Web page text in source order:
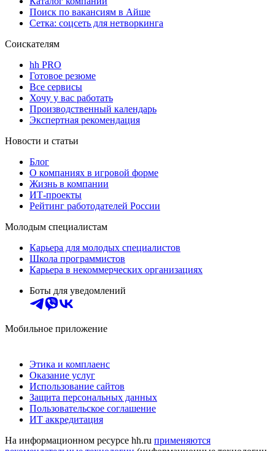
Поиск по вакансиям в Айше
Сетка: соцсеть для нетворкинга
Соискателям
hh PRO
Готовое резюме
Все сервисы
Хочу у вас работать
Производственный календарь
Экспертная рекомендация
Новости и статьи
Блог
О компаниях в игровой форме
Жизнь в компании
ИТ-проекты
Рейтинг работодателей России
Молодым специалистам
Карьера для молодых специалистов
Школа программистов
Карьера в некоммерческих организациях
Боты для уведомлений
Мобильное приложение
Этика и комплаенс
Оказание услуг
Использование сайтов
Защита персональных данных
Пользовательское соглашение
ИТ аккредитация
На информационном ресурсе hh.ru применяются